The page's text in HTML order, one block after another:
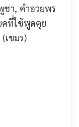
า, คำอวยพร
คที่ใช้พูดคุย
เขมร)